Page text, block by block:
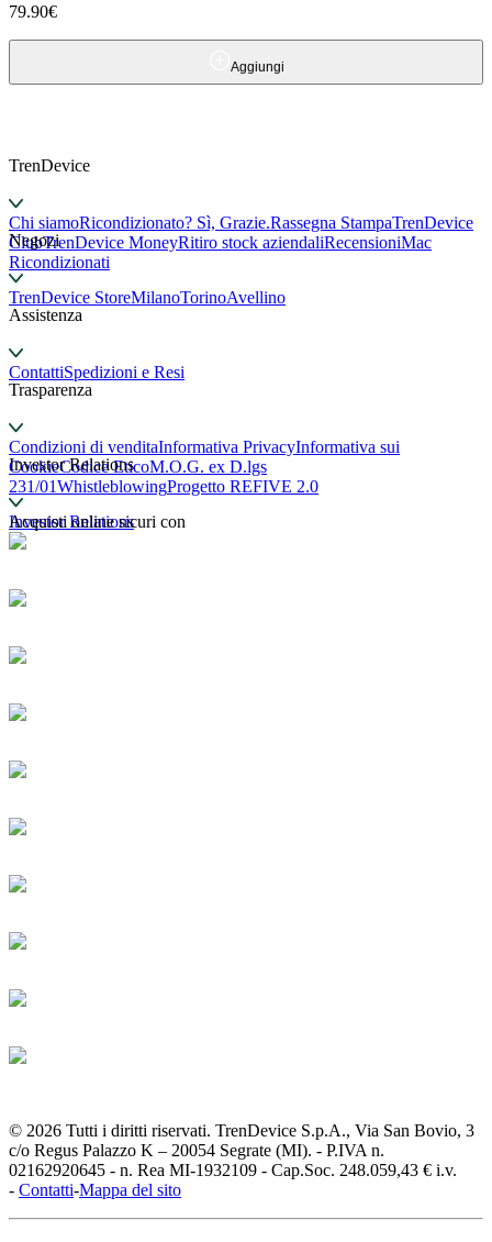
79.90€
Aggiungi
TrenDevice
Chi siamoRicondizionato? Sì, Grazie.Rassegna StampaTrenDevice
ClubTrenDevice MoneyRitiro stock aziendaliRecensioniMac
Ricondizionati
Negozi
TrenDevice StoreMilanoTorinoAvellino
Assistenza
ContattiSpedizioni e Resi
Trasparenza
Condizioni di venditaInformativa PrivacyInformativa sui
CookieCodice EticoM.O.G. ex D.lgs
231/01WhistleblowingProgetto REFIVE 2.0
Investor Relations
Investor Relations
Acquisti online sicuri con
© 2026 Tutti i diritti riservati. TrenDevice S.p.A., Via San Bovio, 3
c/o Regus Palazzo K – 20054 Segrate (MI). - P.IVA n.
02162920645 - n. Rea MI-1932109 - Cap.Soc. 248.059,43 € i.v.
- Contatti-Mappa del sito